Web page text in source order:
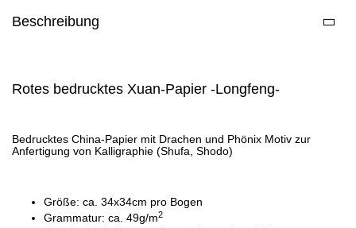
Beschreibung
Rotes bedrucktes Xuan-Papier -Longfeng-
Bedrucktes China-Papier mit Drachen und Phönix Motiv zur
Anfertigung von Kalligraphie (Shufa, Shodo)
Größe: ca. 34x34cm pro Bogen
Grammatur: ca. 49g/m2